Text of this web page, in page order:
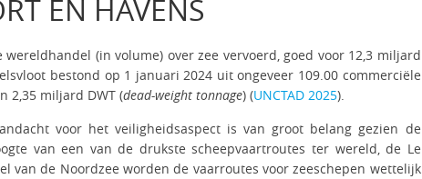
EN HAVENS
(in volume) over zee vervoerd, goed voor 12,3 miljard
bestond op 1 januari 2024 uit ongeveer 109.00 commerciële
2,35 miljard DWT (dead-weight tonnage) (UNCTAD 2025).
voor het veiligheidsaspect is van groot belang gezien de
van een van de drukste scheepvaartroutes ter wereld, de Le
van de Noordzee worden de vaarroutes voor zeeschepen wettelijk